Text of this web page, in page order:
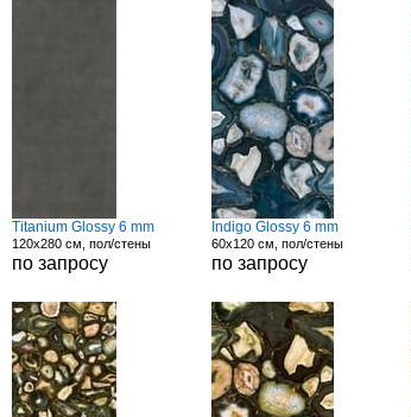
Titanium Glossy 6 mm
120x280 см, пол/стены
по запросу
Indigo Glossy 6 mm
60x120 см, пол/стены
по запросу